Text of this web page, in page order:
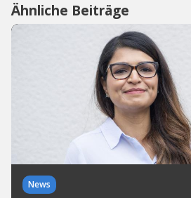
Ähnliche Beiträge
News